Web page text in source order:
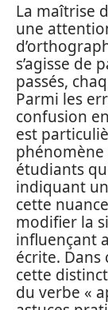
La maîtrise
une
s’agisse de
passés,
Parmi les
confusion
est
phénomène
étudiants
indiquant
cette
modifier la
influençant
écrite.
cette
du verbe «